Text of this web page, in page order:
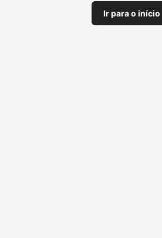
Ir para o início